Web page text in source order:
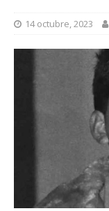
14 octubre, 2023